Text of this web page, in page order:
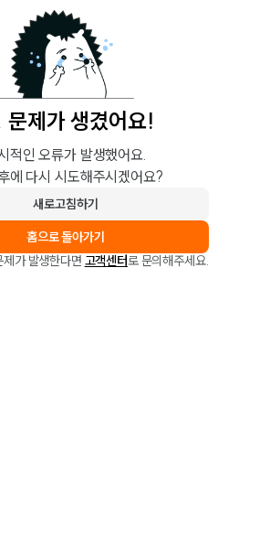
문제가 생겼어요!
적인 오류가 발생했어요.
에 다시 시도해주시겠어요?
새로고침하기
홈으로 돌아가기
가 발생한다면 고객센터로 문의해주세요.